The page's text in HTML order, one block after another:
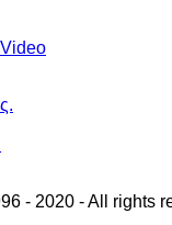
Video
- 2020 - All rights